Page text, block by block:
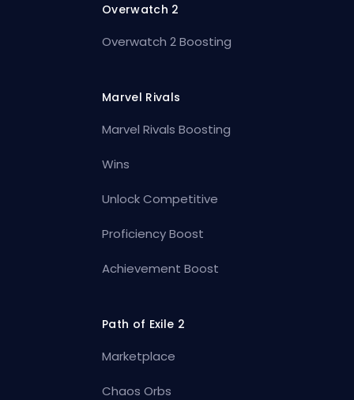
Overwatch 2
Overwatch 2 Boosting
Marvel Rivals
Marvel Rivals Boosting
Wins
Unlock Competitive
Proficiency Boost
Achievement Boost
Path of Exile 2
Marketplace
Chaos Orbs